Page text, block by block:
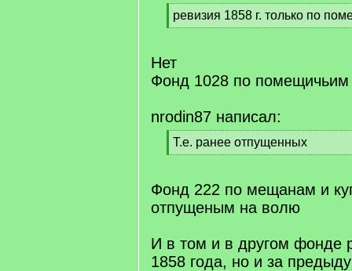
[
q
ревизия 1858 г. только по
[
q
]
Нет
Фонд 1028 по помещичьим
nrodin87 написал:
[
q
Т.е. ранее отпущенных
[
q
]
Фонд 222 по мещанам и
отпущеным на волю
И в том и в другом фонде
1858 года, но и за